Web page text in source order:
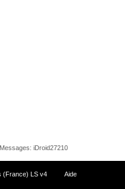
iDroid27210
(France) LS v4 Aide